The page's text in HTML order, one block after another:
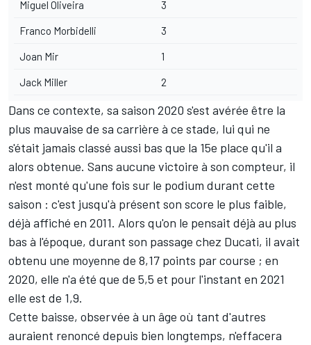
Miguel Oliveira 3
Franco Morbidelli 3
Joan Mir 1
Jack Miller 2
Dans ce contexte, sa saison 2020 s'est avérée être la
plus mauvaise de sa carrière à ce stade, lui qui ne
s'était jamais classé aussi bas que la 15e place qu'il a
alors obtenue. Sans aucune victoire à son compteur, il
n'est monté qu'une fois sur le podium durant cette
saison : c'est jusqu'à présent son score le plus faible,
déjà affiché en 2011. Alors qu'on le pensait déjà au plus
bas à l'époque, durant son passage chez Ducati, il avait
obtenu une moyenne de 8,17 points par course ; en
2020, elle n'a été que de 5,5 et pour l'instant en 2021
elle est de 1,9.
Cette baisse, observée à un âge où tant d'autres
auraient renoncé depuis bien longtemps, n'effacera